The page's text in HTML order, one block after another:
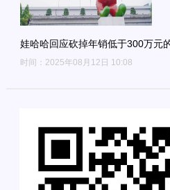
娃哈哈回应砍掉年销低于300万元
时间：2025年08月12日 10:08